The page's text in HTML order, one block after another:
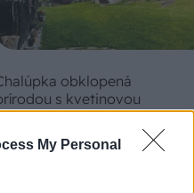
My Personal
obklopená
s kvetinovou
útulnými